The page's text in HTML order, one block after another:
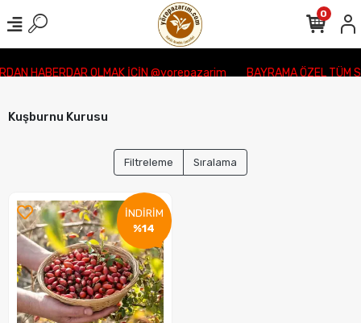
HABERDAR OLMAK İÇİN @yorepazarim BAYRAMA ÖZEL TÜM
0
Kuşburnu Kurusu
Filtreleme Sıralama
İNDİRİM
%14